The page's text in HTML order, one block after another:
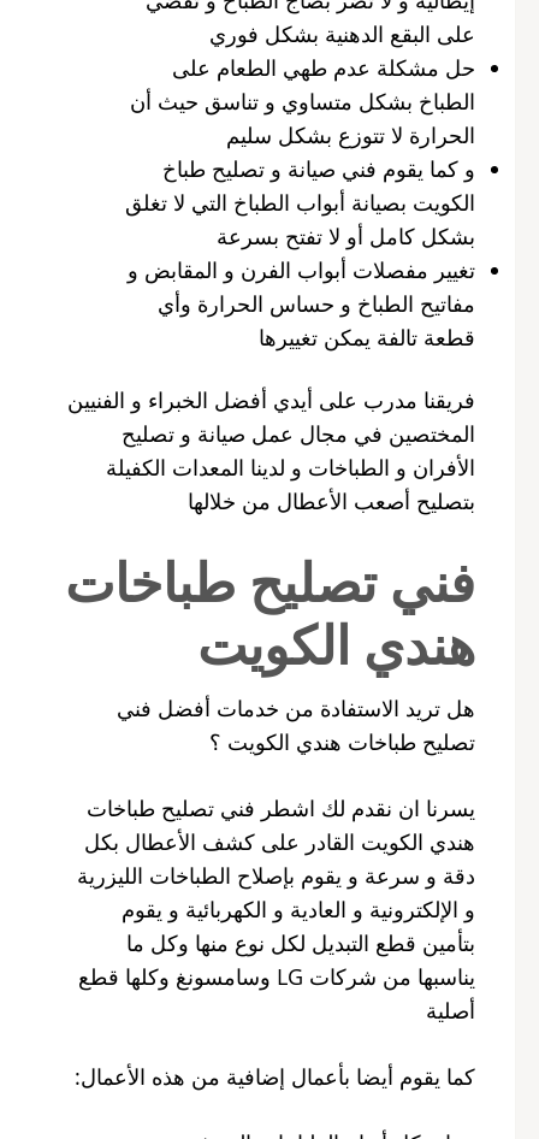
على البقع الدهنية بشكل فوري
حل مشكلة عدم طهي الطعام على
الطباخ بشكل متساوي و تناسق حيث أن
الحرارة لا تتوزع بشكل سليم
و كما يقوم فني صيانة و تصليح طباخ
الكويت بصيانة أبواب الطباخ التي لا تغلق
بشكل كامل أو لا تفتح بسرعة
تغيير مفصلات أبواب الفرن و المقابض و
مفاتيح الطباخ و حساس الحرارة وأي
قطعة تالفة يمكن تغييرها
فريقنا مدرب على أيدي أفضل الخبراء و الفنيين
المختصين في مجال عمل صيانة و تصليح
الأفران و الطباخات و لدينا المعدات الكفيلة
بتصليح أصعب الأعطال من خلالها
فني تصليح طباخات
هندي الكويت
هل تريد الاستفادة من خدمات أفضل فني
تصليح طباخات هندي الكويت ؟
يسرنا ان نقدم لك اشطر فني تصليح طباخات
هندي الكويت القادر على كشف الأعطال بكل
دقة و سرعة و يقوم بإصلاح الطباخات الليزرية
و الإلكترونية و العادية و الكهربائية و يقوم
بتأمين قطع التبديل لكل نوع منها وكل ما
يناسبها من شركات LG وسامسونغ وكلها قطع
أصلية
كما يقوم أيضا بأعمال إضافية من هذه الأعمال: